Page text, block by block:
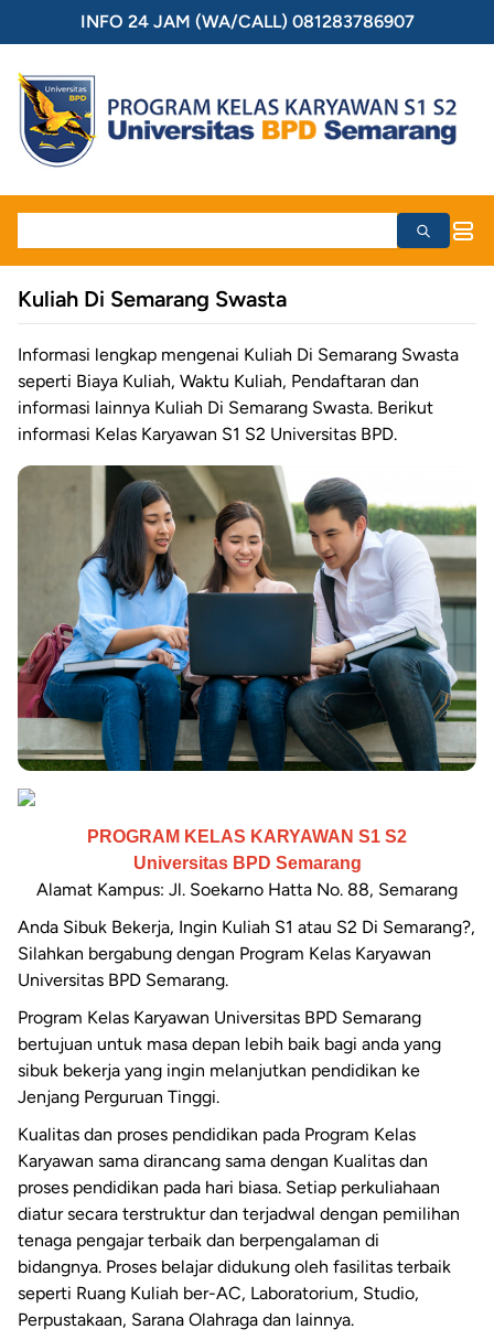
INFO 24 JAM (WA/CALL) 081283786907
Kuliah Di Semarang Swasta
Informasi lengkap mengenai Kuliah Di Semarang Swasta
seperti Biaya Kuliah, Waktu Kuliah, Pendaftaran dan
informasi lainnya Kuliah Di Semarang Swasta. Berikut
informasi Kelas Karyawan S1 S2 Universitas BPD.
PROGRAM KELAS KARYAWAN S1 S2
Universitas BPD Semarang
Alamat Kampus: Jl. Soekarno Hatta No. 88, Semarang
Anda Sibuk Bekerja, Ingin Kuliah S1 atau S2 Di Semarang?,
Silahkan bergabung dengan Program Kelas Karyawan
Universitas BPD Semarang.
Program Kelas Karyawan Universitas BPD Semarang
bertujuan untuk masa depan lebih baik bagi anda yang
sibuk bekerja yang ingin melanjutkan pendidikan ke
Jenjang Perguruan Tinggi.
Kualitas dan proses pendidikan pada Program Kelas
Karyawan sama dirancang sama dengan Kualitas dan
proses pendidikan pada hari biasa. Setiap perkuliahaan
diatur secara terstruktur dan terjadwal dengan pemilihan
tenaga pengajar terbaik dan berpengalaman di
bidangnya. Proses belajar didukung oleh fasilitas terbaik
seperti Ruang Kuliah ber-AC, Laboratorium, Studio,
Perpustakaan, Sarana Olahraga dan lainnya.